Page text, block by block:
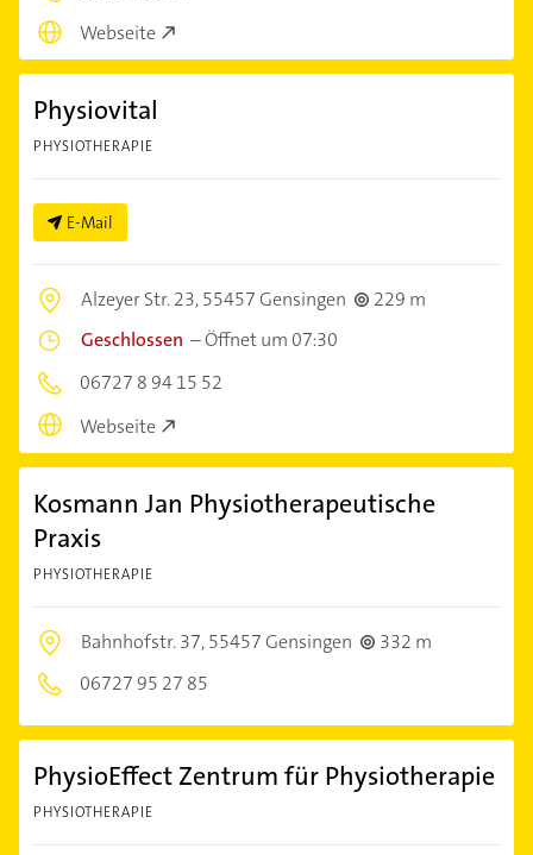
Webseite
Physiovital
PHYSIOTHERAPIE
E-Mail
Alzeyer Str. 23,55457 Gensingen
229 m
Geschlossen –Öffnet um 07:30
06727 8 94 15 52
Webseite
Kosmann Jan Physiotherapeutische
Praxis
PHYSIOTHERAPIE
Bahnhofstr. 37,55457 Gensingen
332 m
06727 95 27 85
PhysioEffect Zentrum für Physiotherapie
PHYSIOTHERAPIE